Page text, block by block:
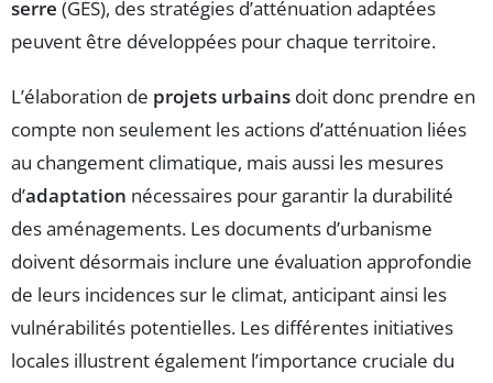
serre (GES), des stratégies d’atténuation adaptées
peuvent être développées pour chaque territoire.
L’élaboration de projets urbains doit donc prendre en
compte non seulement les actions d’atténuation liées
au changement climatique, mais aussi les mesures
d’adaptation nécessaires pour garantir la durabilité
des aménagements. Les documents d’urbanisme
doivent désormais inclure une évaluation approfondie
de leurs incidences sur le climat, anticipant ainsi les
vulnérabilités potentielles. Les différentes initiatives
locales illustrent également l’importance cruciale du